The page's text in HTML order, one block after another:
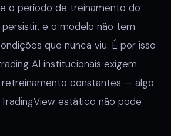
o período de treinamento do
e o modelo não tem
que nunca viu. É por isso
AI institucionais exigem
constantes — algo
estático não pode